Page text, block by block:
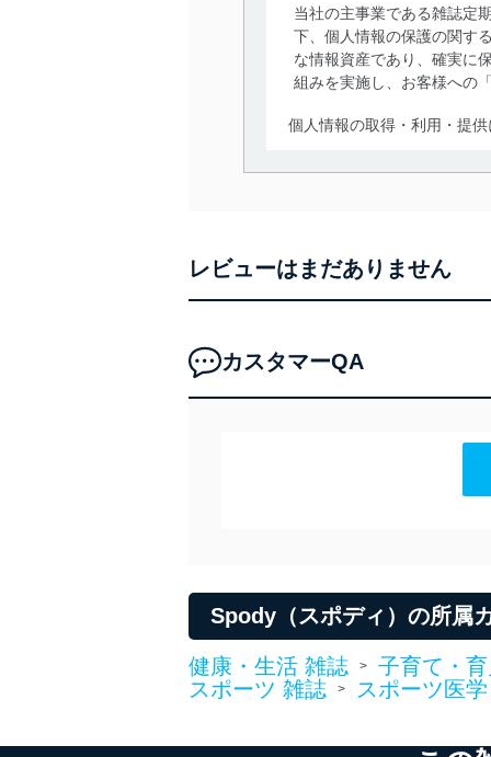
当社の主事業である雑誌定
下、個人情報の保護の関す
な情報資産であり、確実に
組みを実施し、お客様への
個人情報の取得・利用・提
当社は、個人情報の取得・
法令遵守
機器に標準装備され
システムを使用する
外部からの不正アクセス
個人データを取り扱
レビューはまだありません
カスタマーQA
Spody（スポディ）の所属
健康・生活 雑誌 >
子育て・
スポーツ 雑誌
> スポーツ医